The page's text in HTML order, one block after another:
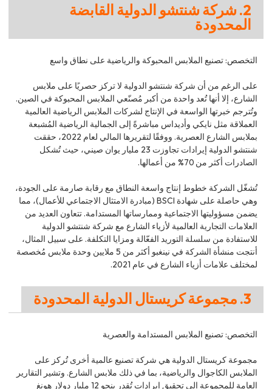
2. شركة شنتشو الدولية القابضة
المحدودة
التخصص: تصنيع الملابس المحبوكة والرياضية على نطاق واسع
على الرغم من أن شركة شنتشو الدولية لا تركز حصريًا على ملابس
الشارع، إلا أنها تُعد واحدة من أكبر مُصنّعي الملابس المحبوكة في الصين.
وتُترجم خبرتها الواسعة في الإنتاج لشركات الملابس الرياضية العالمية
العملاقة مثل نايكي وأديداس مباشرةً إلى الجمالية الرياضية المُشبعة
بملابس الشارع العصرية. ووفقًا لتقريرها المالي لعام 2022، حققت
شنتشو الدولية إيرادات تجاوزت 23 مليار يوان صيني، حيث تُشكل
الصادرات أكثر من 70% من أعمالها.
تُشغّل الشركة خطوط إنتاج واسعة النطاق مع رقابة صارمة على الجودة،
وهي حاصلة على شهادة BSCI (مبادرة الامتثال الاجتماعي للأعمال)، مما
يضمن مسؤوليتها الاجتماعية وممارساتها المستدامة. تتعاون العديد من
العلامات التجارية العالمية لأزياء الشارع مع شركة شنتشو الدولية
للاستفادة من سلسلة التوريد الفعّالة ومزايا التكلفة. على سبيل المثال،
أنتجت منشأة الشركة في نينغبو أكثر من 5 ملايين وحدة ملابس مُخصصة
لمختلف علامات أزياء الشارع في عام 2021.
3. مجموعة كريستال الدولية المحدودة
التخصص: تصنيع الملابس المستدامة والعصرية
مجموعة كريستال الدولية هي شركة تصنيع عالمية أخرى تُركز على
الملابس الكاجوال والرياضية، بما في ذلك ملابس الشارع. وتشير التقارير
العامة للمجموعة إلى تحقيق إيرادات تُقدر بنحو 12 مليار دولار هونغ